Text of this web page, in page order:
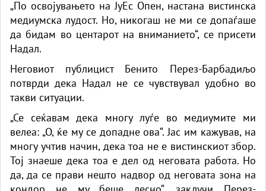
„По освојувањето на ЈуЕс Опен, настана вистинска
медиумска лудост. Но, никогаш не ми се допаѓаше
да бидам во центарот на вниманието“, се присети
Надал.
Неговиот публицист Бенито Перез-Барбадиљо
потврди дека Надал не се чувствувал удобно во
такви ситуации.
„Се сеќавам дека многу луѓе во медиумите ми
велеа: „О, ќе му се допадне ова“. Јас им кажував, на
многу учтив начин, дека тоа не е вистинскиот збор.
Тој знаеше дека тоа е дел од неговата работа. Но
да, да се прави нешто надвор од неговата зона на